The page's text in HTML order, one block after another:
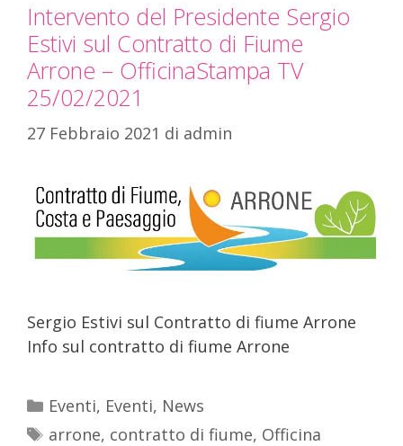
Intervento del Presidente Sergio
Estivi sul Contratto di Fiume
Arrone – OfficinaStampa TV
25/02/2021
27 Febbraio 2021 di admin
Sergio Estivi sul Contratto di fiume Arrone
Info sul contratto di fiume Arrone
Eventi, Eventi, News
arrone, contratto di fiume, Officina